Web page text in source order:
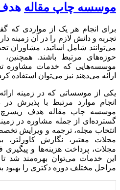
موسسه چاپ مقاله
برای انجام هر یک از مواردی که
تجربه و دانش لازم را در آن زمینه
می‌توانند شامل اساتید، مشاوران
حوزه‌های مرتبط باشند.
موسسه‌هایی که خدمات مشاوره
ارائه می‌دهند نیز می‌توان استفاده
یکی از موسساتی که در زمینه
انجام موارد مرتبط با پذیرش
موسسه چاپ مقاله هدف
گسترده‌ای از جمله مشاوره در زمینه
انتخاب مجله، ترجمه و ویرایش
مجلات معتبر، نگارش کاورلتر،
مجلات، پرداخت هزینه‌ها و پیگیری
این خدمات می‌توان بهره‌مند شد
مراحل مختلف دوره دکتری را بهبود